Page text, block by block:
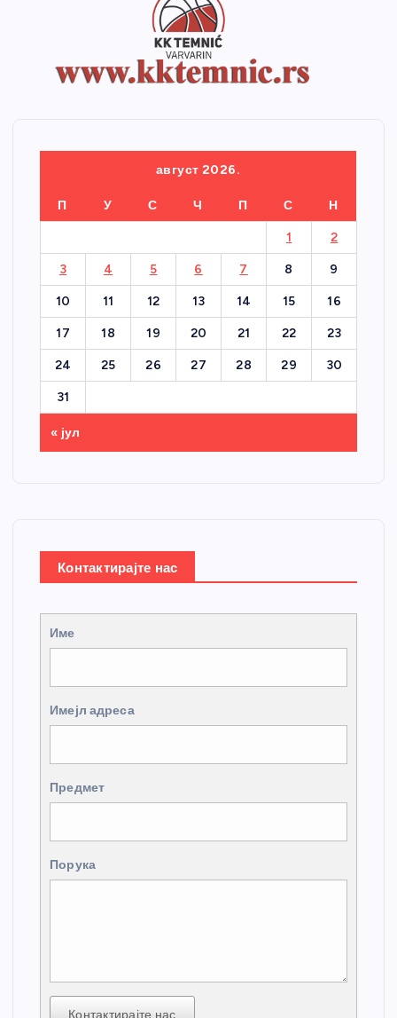
август 2026.
П У С Ч П С Н
1 2
3 4 5 6 7 8 9
10 11 12 13 14 15 16
17 18 19 20 21 22 23
24 25 26 27 28 29 30
31
« јул
Контактирајте нас
Име
Имејл адреса
Предмет
Порука